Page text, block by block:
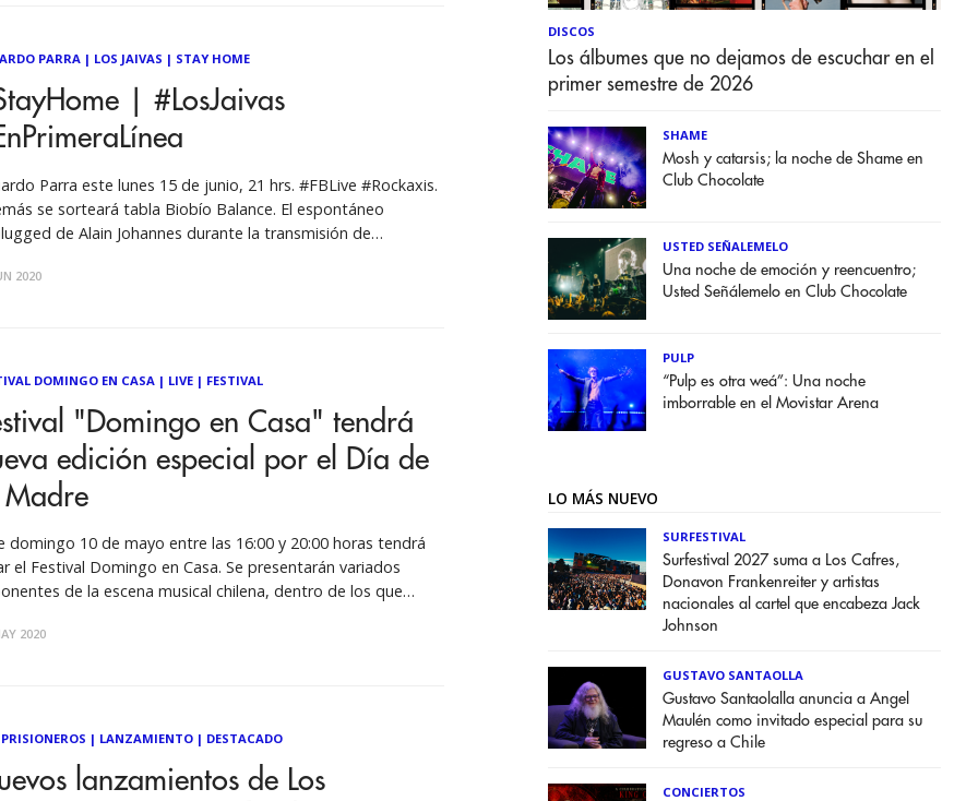
PARRA| LOS JAIVAS | STAY HOME
| #LosJaivas
Parra este lunes 15 de junio, 21 hrs. #FBLive #Rockaxis.
se sorteará tabla Biobío Balance. El espontáneo
de Alain Johannes durante la transmisión de
de #Rockaxis20Años. Ahora, la producción va por más:
2020
DOMINGO EN CASA| LIVE| FESTIVAL
"Domingo en Casa" tendrá
edición especial por el Día de
Madre
domingo 10 de mayo entre las 16:00 y 20:00 horas tendrá
el Festival Domingo en Casa. Se presentarán variados
de la escena musical chilena, dentro de los que
Distraída), Los Plumabits,
2020
| LANZAMIENTO| DESTACADO
lanzamientos de Los
DISCOS
Los álbumes que no dejamos de escuchar en el
primer semestre de 2026
SHAME
Mosh y catarsis; la noche de Shame en
Club Chocolate
USTED SEÑALEMELO
Una noche de emoción y reencuentro;
Usted Señálemelo en Club Chocolate
PULP
“Pulp es otra weá”: Una noche
imborrable en el Movistar Arena
LO MÁS NUEVO
SURFESTIVAL
Surfestival 2027 suma a Los Cafres,
Donavon Frankenreiter y artistas
nacionales al cartel que encabeza Jack
Johnson
GUSTAVO SANTAOLLA
Gustavo Santaolalla anuncia a Angel
Maulén como invitado especial para su
regreso a Chile
CONCIERTOS